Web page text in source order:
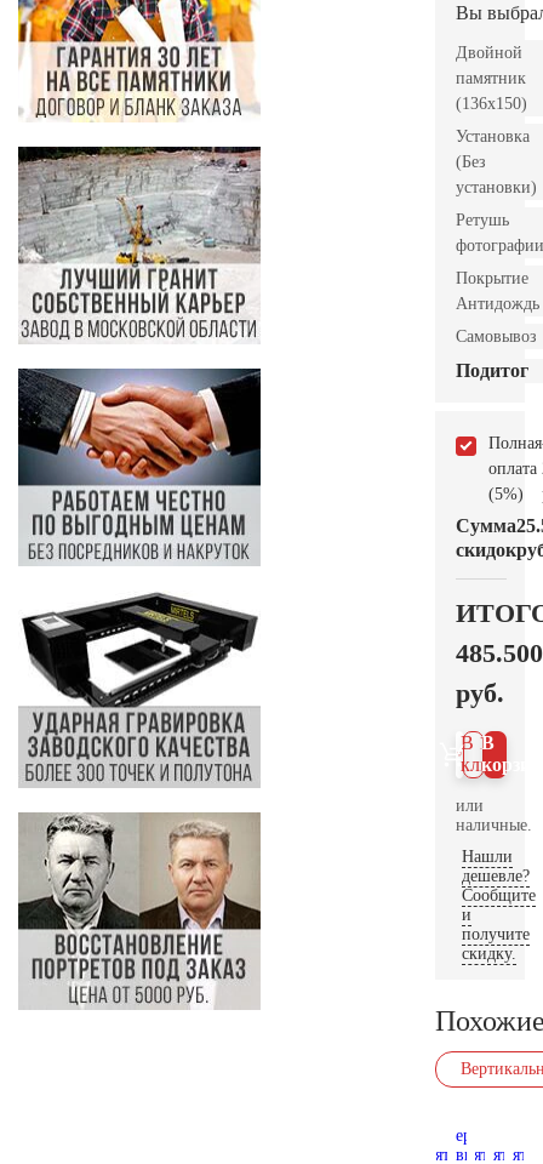
Вы
Двойной
памятник
(136х150)
Установка
(Без
установки)
Ретушь
фотографии
Покрытие
Антидождь
Самовывоз
Подитог
Полная
оплата
(5%)
Сумма
скидок
485.500
руб.
В
В 1
клик
или
наличные.
Нашли
дешевле?
Сообщите
и
получите
скидку.